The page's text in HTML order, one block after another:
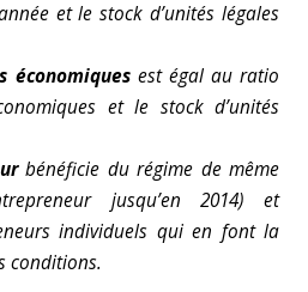
et le stock d’unités légales
économiquesest égal au ratio
et le stock d’unités
bénéficie du régime de même
jusqu’en 2014) et
individuels qui en font la
conditions.